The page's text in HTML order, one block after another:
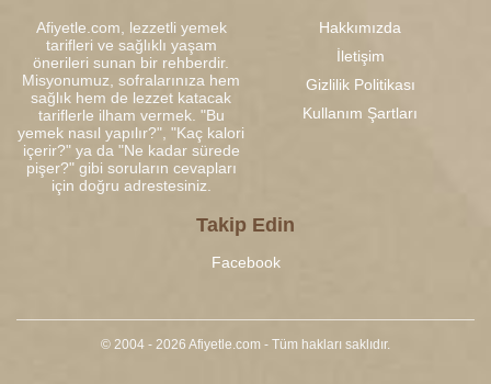
Afiyetle.com, lezzetli yemek
tarifleri ve sağlıklı yaşam
önerileri sunan bir rehberdir.
Misyonumuz, sofralarınıza hem
sağlık hem de lezzet katacak
tariflerle ilham vermek. "Bu
yemek nasıl yapılır?", "Kaç kalori
içerir?" ya da "Ne kadar sürede
pişer?" gibi soruların cevapları
için doğru adrestesiniz.
Hakkımızda
İletişim
Gizlilik Politikası
Kullanım Şartları
Takip Edin
Facebook
© 2004 - 2026 Afiyetle.com - Tüm hakları saklıdır.